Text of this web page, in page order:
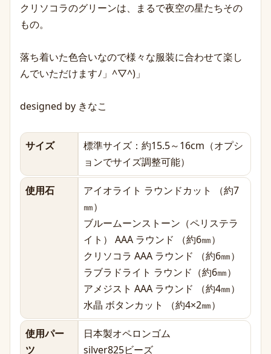
クリソコラのグリーンは、まるで夜空の星たちその
もの。
落ち着いた色合いなので様々な服装に合わせて楽し
んでいただけますﾉ」^▽^)」
designed by きなこ
サイズ
標準サイズ：約15.5～16cm（オプシ
ョンでサイズ調整可能）
使用石
アイオライト ラウンドカット （約7
㎜）
ブルームーンストーン（ペリステラ
イト） AAA ラウンド （約6㎜）
クリソコラ AAA ラウンド （約6㎜）
ラブラドライト ラウンド（約6㎜）
アメジスト AAA ラウンド （約4㎜）
水晶 ボタンカット （約4×2㎜）
使用パー
ツ
日本製オペロンゴム
silver825ビーズ